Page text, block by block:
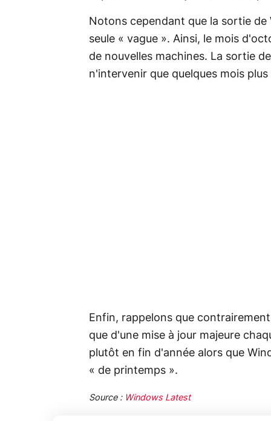
Notons cependant que la sortie de
seule « vague ». Ainsi, le mois
de nouvelles machines. La sortie
n'intervenir que quelques mois
Enfin, rappelons que
que d'une mise à jour majeure
plutôt en fin d'année alors que
« de printemps ».
Source : Windows Latest